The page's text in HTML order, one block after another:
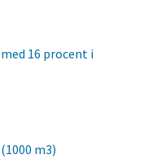
16 procent i
m3)